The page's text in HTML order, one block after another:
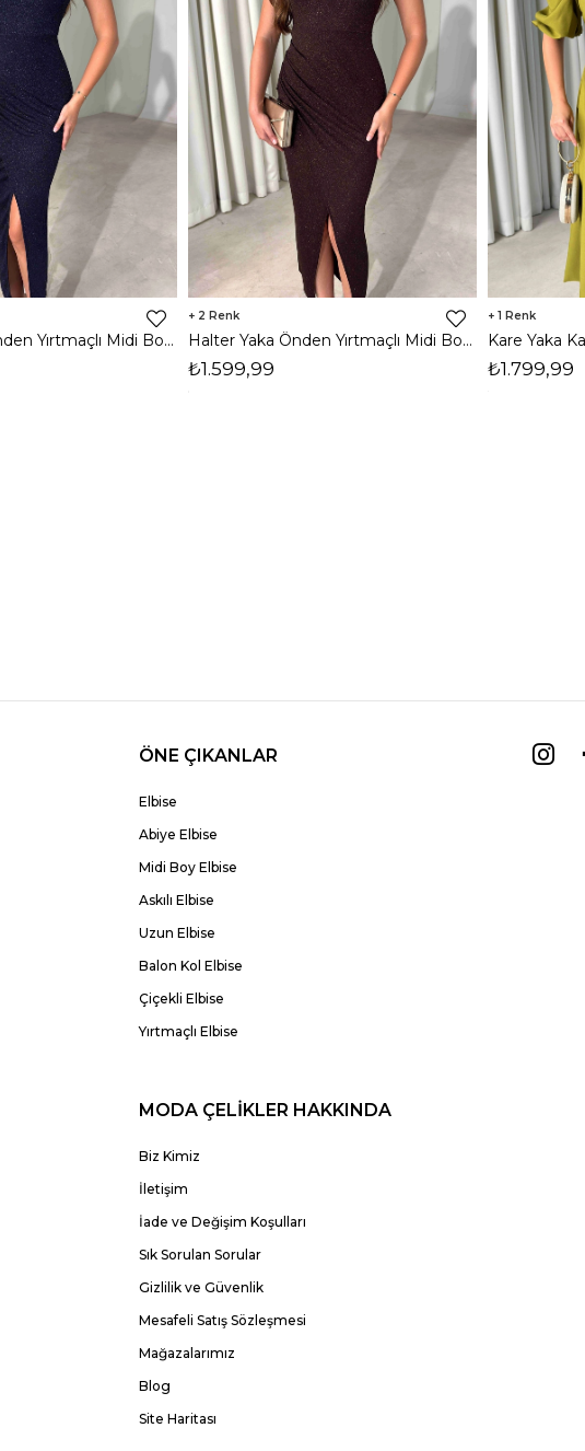
Halter Yaka Önden Yırtmaçlı Midi Boy Lacivert Hasre Kadın Elbise 26Y502
2
Halter Yaka Önden Yırtmaçlı Midi Boy Kahverengi Hasre Kadın Elbise 26Y502
₺1.599,99
1
₺1.799,99
ÖNE ÇIKANLAR
Elbise
Abiye Elbise
Midi Boy Elbise
Askılı Elbise
Uzun Elbise
Balon Kol Elbise
Çiçekli Elbise
Yırtmaçlı Elbise
MODA ÇELİKLER HAKKINDA
Biz Kimiz
İletişim
İade ve Değişim Koşulları
Sık Sorulan Sorular
Gizlilik ve Güvenlik
Mesafeli Satış Sözleşmesi
Mağazalarımız
Blog
Site Haritası